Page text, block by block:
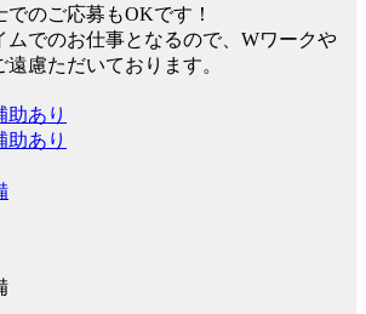
のご応募もOKです！
ムでのお仕事となるので、Wワークや
慮ただいております。
助あり
助あり